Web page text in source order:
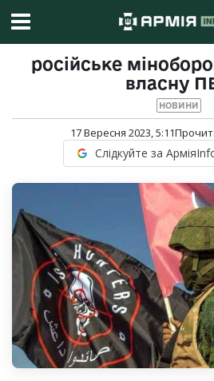
російське
власну
НОВИНИ
17 Вересня 2023, 5:11
Слідкуйте за